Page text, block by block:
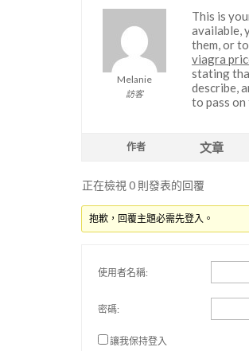
Melanie
訪客
This is
available,
them, or
viagra
stating
describe,
to pass
作者 文章
正在檢視 0 則發表的回覆
抱歉，回覆主題必需先登入。
使用者名稱:
密碼:
讓我保持登入